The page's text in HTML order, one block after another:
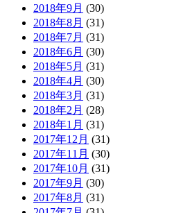
2018年9月 (30)
2018年8月 (31)
2018年7月 (31)
2018年6月 (30)
2018年5月 (31)
2018年4月 (30)
2018年3月 (31)
2018年2月 (28)
2018年1月 (31)
2017年12月 (31)
2017年11月 (30)
2017年10月 (31)
2017年9月 (30)
2017年8月 (31)